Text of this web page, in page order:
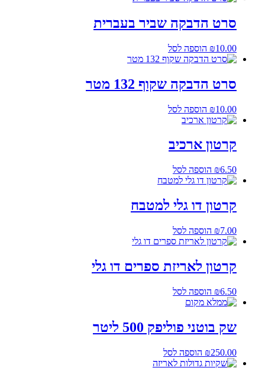
סרט הדבקה שביר בעברית
₪10.00 הוספה לסל
סרט הדבקה שקוף 132 מטר
₪10.00 הוספה לסל
קרטון ארכיב
₪6.50 הוספה לסל
קרטון דו גלי למטבח
₪7.00 הוספה לסל
קרטון לאריזת ספרים דו גלי
₪6.50 הוספה לסל
שק בוטני פוליפק 500 ליטר
₪250.00 הוספה לסל